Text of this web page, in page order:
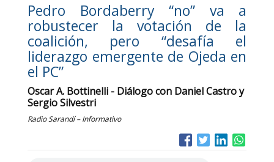
Pedro Bordaberry “no” va a
robustecer la votación de la
coalición, pero “desafía el
liderazgo emergente de Ojeda en
el PC”
Oscar A. Bottinelli - Diálogo con Daniel Castro y
Sergio Silvestri
Radio Sarandí – Informativo